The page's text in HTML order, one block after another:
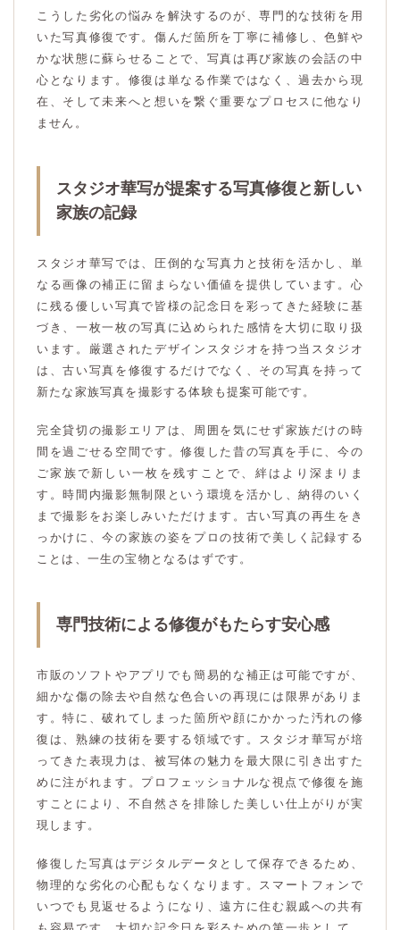
こうした劣化の悩みを解決するのが、専門的な技術を用
いた写真修復です。傷んだ箇所を丁寧に補修し、色鮮や
かな状態に蘇らせることで、写真は再び家族の会話の中
心となります。修復は単なる作業ではなく、過去から現
在、そして未来へと想いを繋ぐ重要なプロセスに他なり
ません。
スタジオ華写が提案する写真修復と新しい
家族の記録
スタジオ華写では、圧倒的な写真力と技術を活かし、単
なる画像の補正に留まらない価値を提供しています。心
に残る優しい写真で皆様の記念日を彩ってきた経験に基
づき、一枚一枚の写真に込められた感情を大切に取り扱
います。厳選されたデザインスタジオを持つ当スタジオ
は、古い写真を修復するだけでなく、その写真を持って
新たな家族写真を撮影する体験も提案可能です。
完全貸切の撮影エリアは、周囲を気にせず家族だけの時
間を過ごせる空間です。修復した昔の写真を手に、今の
ご家族で新しい一枚を残すことで、絆はより深まりま
す。時間内撮影無制限という環境を活かし、納得のいく
まで撮影をお楽しみいただけます。古い写真の再生をき
っかけに、今の家族の姿をプロの技術で美しく記録する
ことは、一生の宝物となるはずです。
専門技術による修復がもたらす安心感
市販のソフトやアプリでも簡易的な補正は可能ですが、
細かな傷の除去や自然な色合いの再現には限界がありま
す。特に、破れてしまった箇所や顔にかかった汚れの修
復は、熟練の技術を要する領域です。スタジオ華写が培
ってきた表現力は、被写体の魅力を最大限に引き出すた
めに注がれます。プロフェッショナルな視点で修復を施
すことにより、不自然さを排除した美しい仕上がりが実
現します。
修復した写真はデジタルデータとして保存できるため、
物理的な劣化の心配もなくなります。スマートフォンで
いつでも見返せるようになり、遠方に住む親戚への共有